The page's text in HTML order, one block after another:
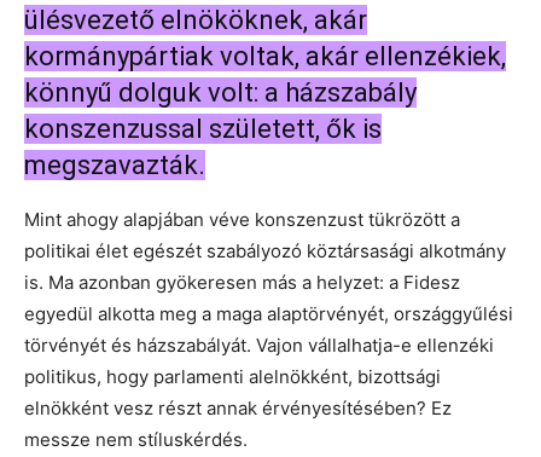
ülésvezető elnököknek, akár
kormánypártiak voltak, akár ellenzékiek,
könnyű dolguk volt: a házszabály
konszenzussal született, ők is
megszavazták.
Mint ahogy alapjában véve konszenzust tükrözött a
politikai élet egészét szabályozó köztársasági alkotmány
is. Ma azonban gyökeresen más a helyzet: a Fidesz
egyedül alkotta meg a maga alaptörvényét, országgyűlési
törvényét és házszabályát. Vajon vállalhatja-e ellenzéki
politikus, hogy parlamenti alelnökként, bizottsági
elnökként vesz részt annak érvényesítésében? Ez
messze nem stíluskérdés.